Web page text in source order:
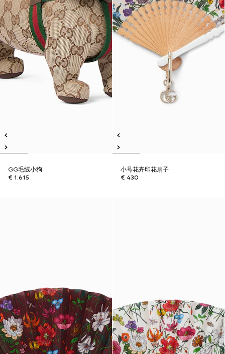
GG毛绒小狗
€ 1.615
小号花卉印花扇子
€ 430